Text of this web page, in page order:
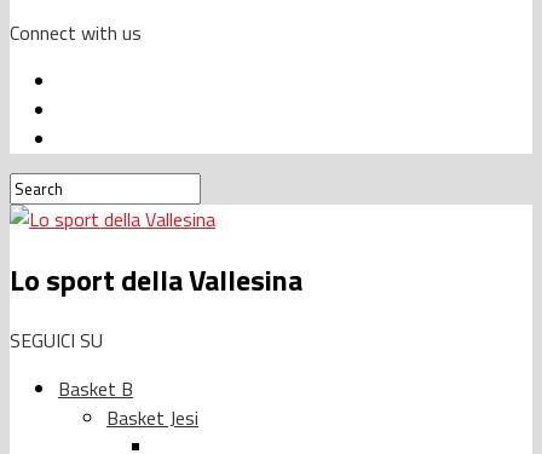
Connect with us
Lo sport della Vallesina
SEGUICI SU
Basket B
Basket Jesi